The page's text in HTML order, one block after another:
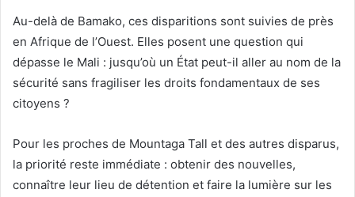
Au-delà de Bamako, ces disparitions sont suivies de près
en Afrique de l’Ouest. Elles posent une question qui
dépasse le Mali : jusqu’où un État peut-il aller au nom de la
sécurité sans fragiliser les droits fondamentaux de ses
citoyens ?
Pour les proches de Mountaga Tall et des autres disparus,
la priorité reste immédiate : obtenir des nouvelles,
connaître leur lieu de détention et faire la lumière sur les